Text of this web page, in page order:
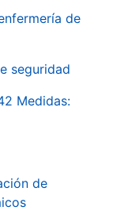
de
seguridad
Medidas:
de